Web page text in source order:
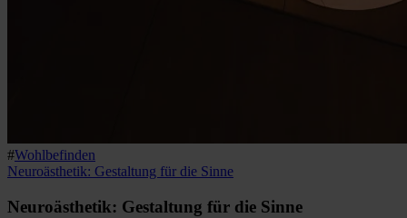
#Wohlbefinden
Neuroästhetik: Gestaltung für die Sinne
Neuroästhetik: Gestaltung für die Sinne